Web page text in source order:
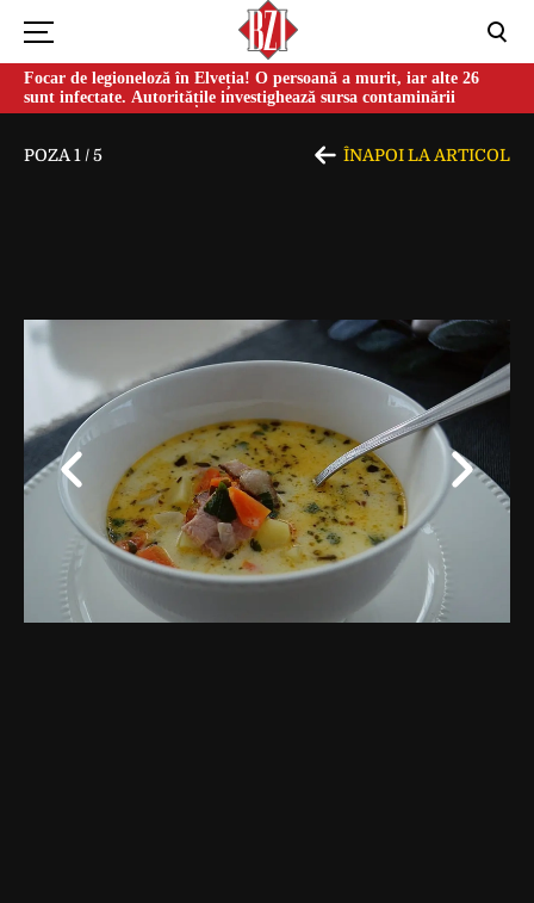
Focar de legioneloză în Elveția! O persoană a murit, iar alte 26
sunt infectate. Autoritățile investighează sursa contaminării
POZA 1 /5 ÎNAPOI LA ARTICOL